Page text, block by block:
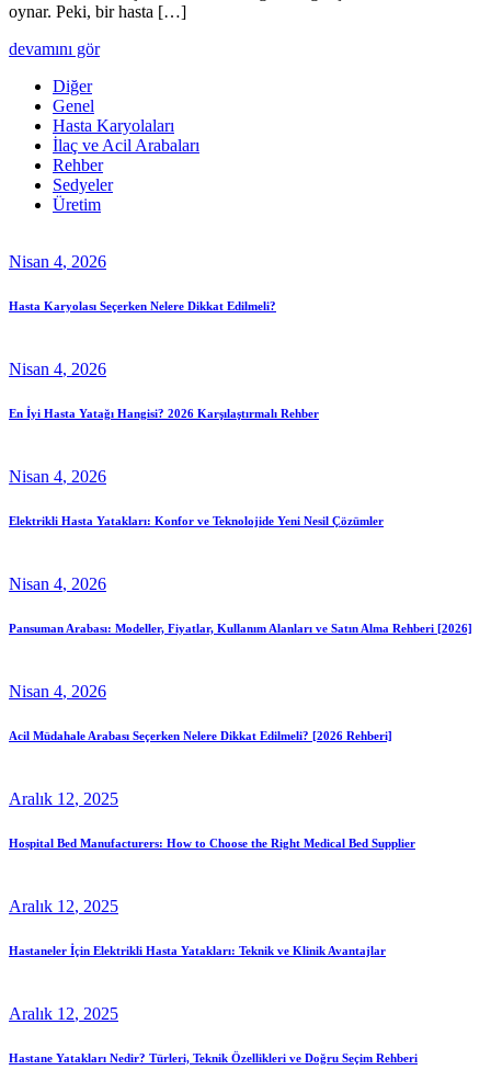
oynar. Peki, bir hasta […]
devamını gör
Diğer
Genel
Hasta Karyolaları
İlaç ve Acil Arabaları
Rehber
Sedyeler
Üretim
Nisan 4, 2026
Hasta Karyolası Seçerken Nelere Dikkat Edilmeli?
Nisan 4, 2026
En İyi Hasta Yatağı Hangisi? 2026 Karşılaştırmalı Rehber
Nisan 4, 2026
Elektrikli Hasta Yatakları: Konfor ve Teknolojide Yeni Nesil Çözümler
Nisan 4, 2026
Pansuman Arabası: Modeller, Fiyatlar, Kullanım Alanları ve Satın Alma Rehberi [2026]
Nisan 4, 2026
Acil Müdahale Arabası Seçerken Nelere Dikkat Edilmeli? [2026 Rehberi]
Aralık 12, 2025
Hospital Bed Manufacturers: How to Choose the Right Medical Bed Supplier
Aralık 12, 2025
Hastaneler İçin Elektrikli Hasta Yatakları: Teknik ve Klinik Avantajlar
Aralık 12, 2025
Hastane Yatakları Nedir? Türleri, Teknik Özellikleri ve Doğru Seçim Rehberi